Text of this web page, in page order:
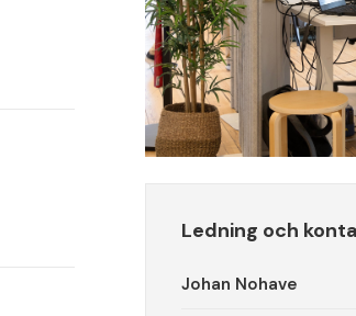
Ledning och
Johan Nohave